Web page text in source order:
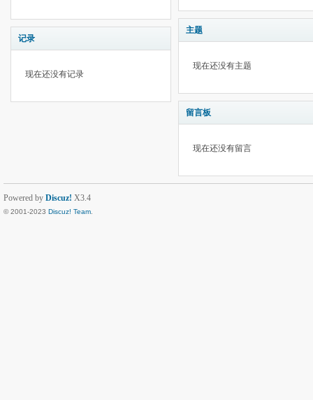
记录
现在还没有记录
主题
现在还没有主题
留言板
现在还没有留言
Powered by Discuz! X3.4
© 2001-2023 Discuz! Team